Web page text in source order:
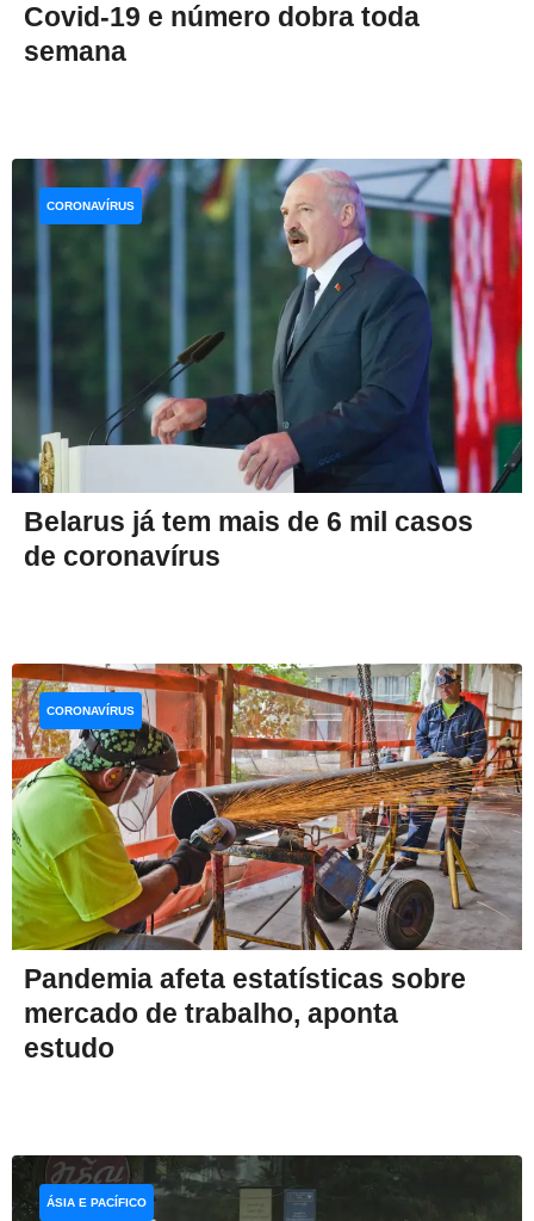
Covid-19 e número dobra toda
semana
Belarus já tem mais de 6 mil casos
de coronavírus
CORONAVÍRUS
Pandemia afeta estatísticas sobre
mercado de trabalho, aponta
estudo
CORONAVÍRUS
ÁSIA E PACÍFICO